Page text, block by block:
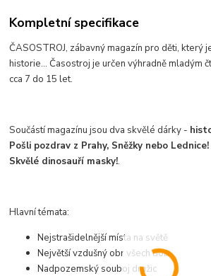
Kompletní specifikace
ČASOSTROJ, zábavný magazín pro děti, který
historie... Časostroj je určen výhradně mladým
cca 7 do 15 let.
Součástí magazínu jsou dva skvělé dárky -
Pošli pozdrav z Prahy, Sněžky nebo
Skvělé dinosauří masky!.
Hlavní témata:
Nejstrašidelnější místa na světě
Největší vzdušný obr všech dob
Nadpozemský souboj družic